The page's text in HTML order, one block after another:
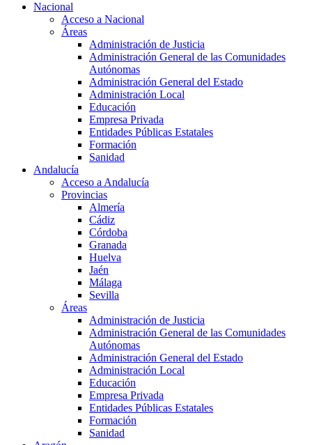
Nacional
Acceso a Nacional
Áreas
Administración de Justicia
Administración General de las Comunidades
Autónomas
Administración General del Estado
Administración Local
Educación
Empresa Privada
Entidades Públicas Estatales
Formación
Sanidad
Andalucía
Acceso a Andalucía
Provincias
Almería
Cádiz
Córdoba
Granada
Huelva
Jaén
Málaga
Sevilla
Áreas
Administración de Justicia
Administración General de las Comunidades
Autónomas
Administración General del Estado
Administración Local
Educación
Empresa Privada
Entidades Públicas Estatales
Formación
Sanidad